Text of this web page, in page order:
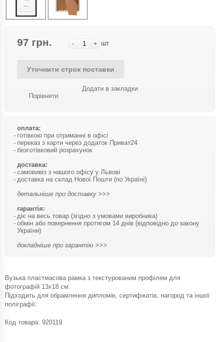
97 грн. - + шт
Уточнити строк поставки
Порівняти
Додати в закладки
оплата:
готівкою при отриманні в офісі
переказ з карти через додаток Приват24
безготівковий розрахунок
доставка:
самовивіз з нашого офісу у Львові
доставка на склад Нової Пошти (по Україні)
детальніше про доставку >>>
гарантія:
діє на весь товар (згідно з умовами виробника)
обмін або повернення протягом 14 днів (відповідно до закону
України)
докладніше про гарантію >>>
Вузька пластмасова рамка з текстурованим профілем для
фотографій 13х18 см.
Підходить для обрамлення дипломів, сертифікатів, нагород та іншої
поліграфії.
Код товара: 920119